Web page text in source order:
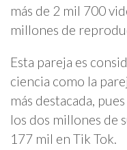
más de 2 mil 700
millones de
Esta pareja es
ciencia como la
más destacada,
los dos millones de
177 mil en Tik Tok.